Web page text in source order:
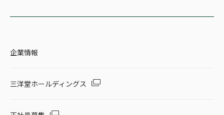
企業情報
三洋堂ホールディングス